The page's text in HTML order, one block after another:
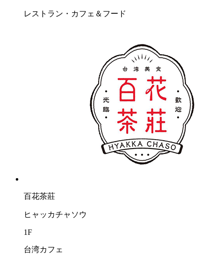
レストラン・カフェ＆フード
百花茶莊
ヒャッカチャソウ
1F
台湾カフェ